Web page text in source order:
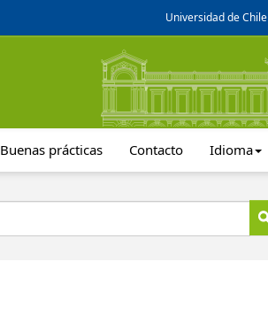
Universidad de Chile
Buenas prácticas Contacto Idioma